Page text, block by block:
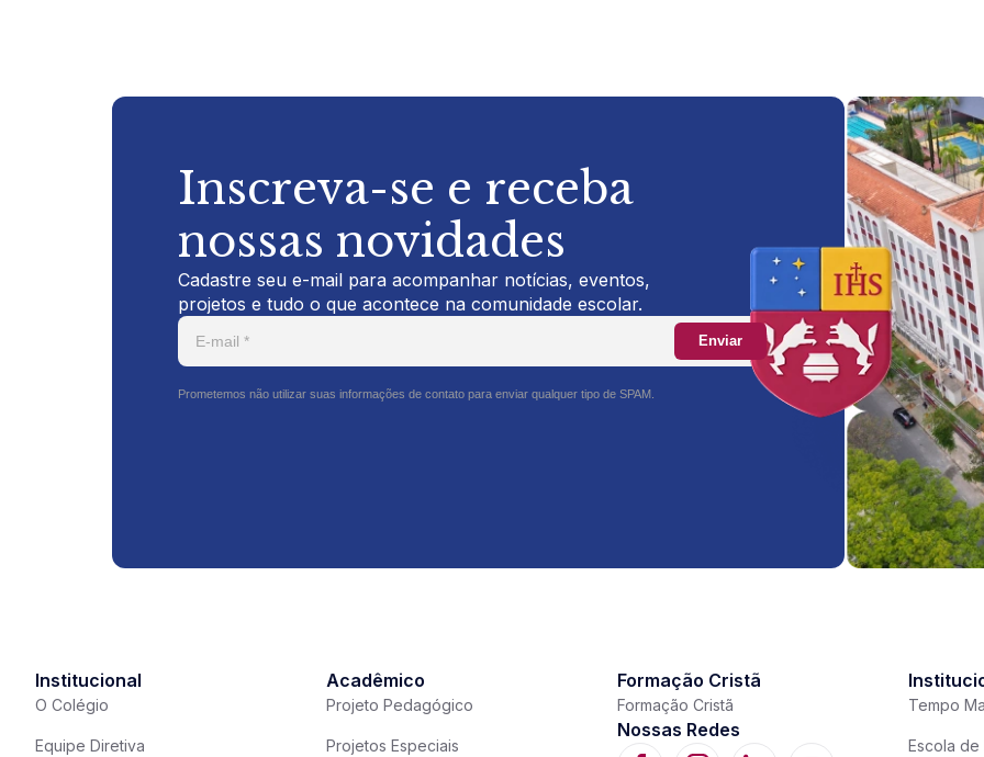
Inscreva-se e receba
nossas novidades
Cadastre seu e-mail para acompanhar notícias, eventos,
projetos e tudo o que acontece na comunidade escolar.
Enviar
Prometemos não utilizar suas informações de contato para enviar qualquer tipo de SPAM.
Institucional
O Colégio
Equipe Diretiva
Acadêmico
Projeto Pedagógico
Projetos Especiais
Formação Cristã
Formação Cristã
Nossas Redes
Tempo
Escola de